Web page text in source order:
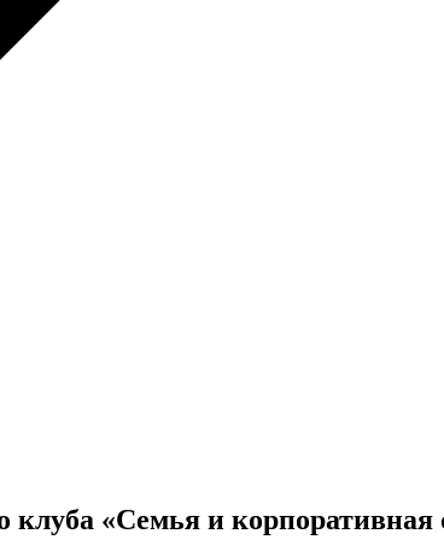
клуба «Семья и